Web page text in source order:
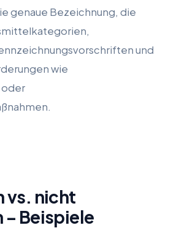
genaue Bezeichnung, die
und
wie
vs. nicht
– Beispiele